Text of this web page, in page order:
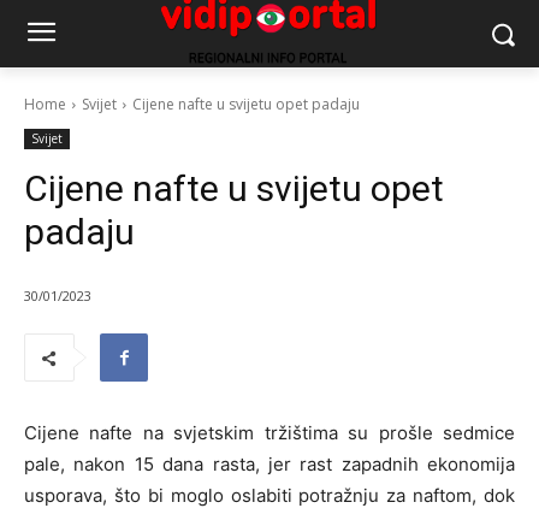
Home Svijet Cijene nafte u svijetu opet padaju
Svijet
Cijene nafte u svijetu opet
padaju
30/01/2023
Cijene nafte na svjetskim tržištima su prošle sedmice
pale, nakon 15 dana rasta, jer rast zapadnih ekonomija
usporava, što bi moglo oslabiti potražnju za naftom, dok